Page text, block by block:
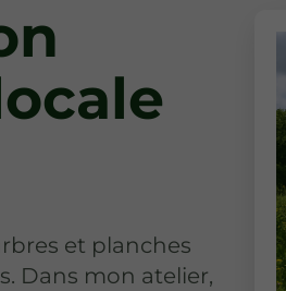
et planches
Dans mon atelier,